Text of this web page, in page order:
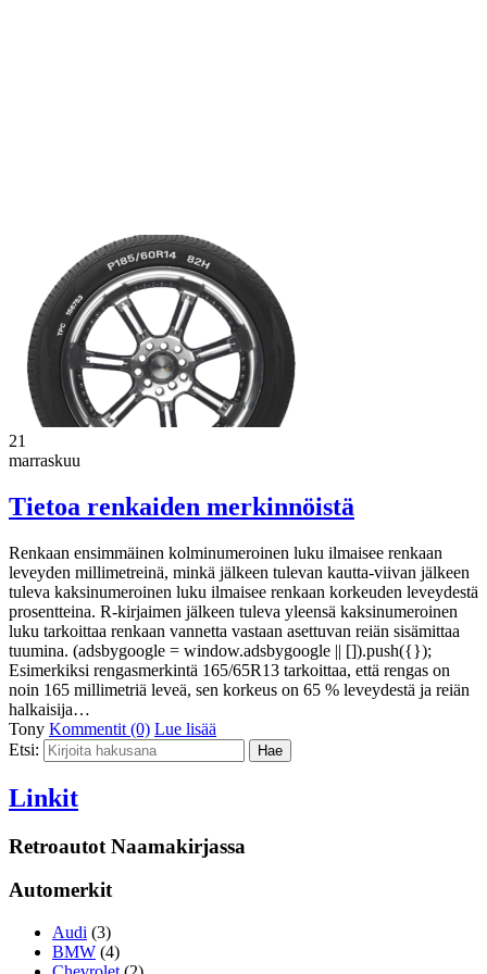
21
marraskuu
Tietoa renkaiden merkinnöistä
Renkaan ensimmäinen kolminumeroinen luku ilmaisee renkaan
leveyden millimetreinä, minkä jälkeen tulevan kautta-viivan jälkeen
tuleva kaksinumeroinen luku ilmaisee renkaan korkeuden leveydestä
prosentteina. R-kirjaimen jälkeen tuleva yleensä kaksinumeroinen
luku tarkoittaa renkaan vannetta vastaan asettuvan reiän sisämittaa
tuumina. (adsbygoogle = window.adsbygoogle || []).push({});
Esimerkiksi rengasmerkintä 165/65R13 tarkoittaa, että rengas on
noin 165 millimetriä leveä, sen korkeus on 65 % leveydestä ja reiän
halkaisija…
Tony Kommentit (0) Lue lisää
Etsi:
Linkit
Retroautot Naamakirjassa
Automerkit
Audi (3)
BMW (4)